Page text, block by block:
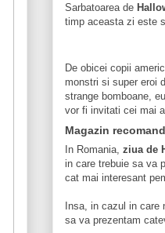
Sarbatoarea de
timp aceasta zi este
De obicei copii
monstri si super eroi
strange bomboane,
vor fi invitati cei mai
Magazin
In Romania, ziua de
in care trebuie sa va
cat mai interesant
Insa, in cazul in
sa va prezentam